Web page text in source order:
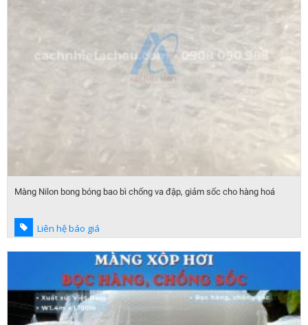
Màng Nilon bong bóng bao bì chống va đập, giảm sốc cho hàng hoá
Liên hệ báo giá